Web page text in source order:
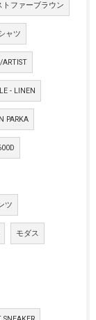
トファーブラウン
ャツ
ARTIST
- LINEN
PARKA
ツ
モダス